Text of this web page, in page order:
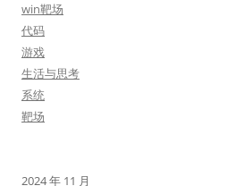
win靶场
代码
游戏
生活与思考
系统
靶场
2024 年 11 月